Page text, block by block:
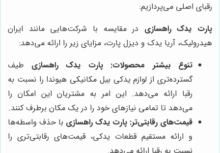
رقبای اصلی می‌پردازیم:
پارت یدک راهسازی در مقایسه با شرکت‌هایی مانند ایران
هیدرولیک، آریا یدک و دیزل پارت، مزایای زیر را ارائه می‌دهد:
تنوع بیشتر محصولات:
پارت یدک راهسازی طیف
گسترده‌تری از لوازم یدکی بیل مکانیکی هیوندا را نسبت به
رقبا ارائه می‌دهد. این امر به مشتریان این امکان را
می‌دهد تا تمامی نیازهای خود را در یک مکان برطرف کنند.
قیمت‌های رقابتی‌تر: پارت یدک راهسازی با حذف واسطه‌ها
و ارائه مستقیم قطعات یدکی، قیمت‌های رقابتی‌تری را